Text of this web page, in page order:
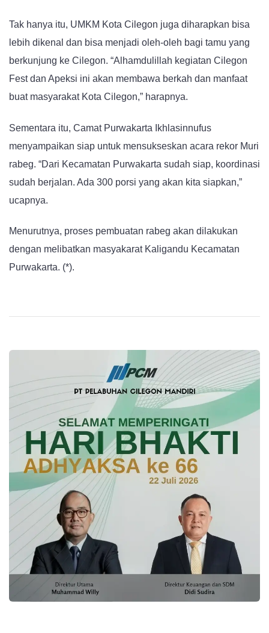
Tak hanya itu, UMKM Kota Cilegon juga diharapkan bisa
lebih dikenal dan bisa menjadi oleh-oleh bagi tamu yang
berkunjung ke Cilegon. “Alhamdulillah kegiatan Cilegon
Fest dan Apeksi ini akan membawa berkah dan manfaat
buat masyarakat Kota Cilegon,” harapnya.
Sementara itu, Camat Purwakarta Ikhlasinnufus
menyampaikan siap untuk mensukseskan acara rekor Muri
rabeg. “Dari Kecamatan Purwakarta sudah siap, koordinasi
sudah berjalan. Ada 300 porsi yang akan kita siapkan,”
ucapnya.
Menurutnya, proses pembuatan rabeg akan dilakukan
dengan melibatkan masyakarat Kaligandu Kecamatan
Purwakarta. (*).